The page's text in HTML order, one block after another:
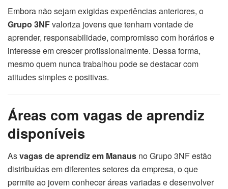
Embora não sejam exigidas experiências anteriores, o
Grupo 3NFvaloriza jovens que tenham vontade de
aprender, responsabilidade, compromisso com horários e
interesse em crescer profissionalmente. Dessa forma,
mesmo quem nunca trabalhou pode se destacar com
atitudes simples e positivas.
Áreas com vagas de aprendiz
disponíveis
Asvagas de aprendiz em Manaus no Grupo 3NF estão
distribuídas em diferentes setores da empresa, o que
permite ao jovem conhecer áreas variadas e desenvolver